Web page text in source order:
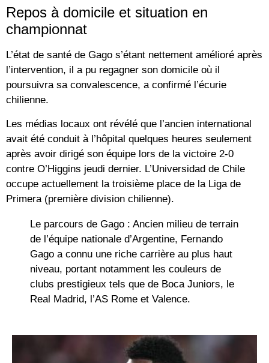
Repos à domicile et situation en
championnat
L’état de santé de Gago s’étant nettement amélioré après
l’intervention, il a pu regagner son domicile où il
poursuivra sa convalescence, a confirmé l’écurie
chilienne.
Les médias locaux ont révélé que l’ancien international
avait été conduit à l’hôpital quelques heures seulement
après avoir dirigé son équipe lors de la victoire 2-0
contre O’Higgins jeudi dernier. L’Universidad de Chile
occupe actuellement la troisième place de la Liga de
Primera(première division chilienne).
Le parcours de Gago : Ancien milieu de terrain
de l’équipe nationale d’Argentine, Fernando
Gago a connu une riche carrière au plus haut
niveau, portant notamment les couleurs de
clubs prestigieux tels que de Boca Juniors, le
Real Madrid, l’AS Rome et Valence.